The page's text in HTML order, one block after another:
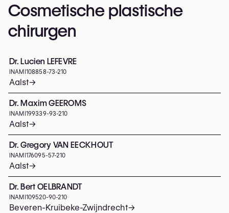
Cosmetische plastische
chirurgen
Dr. Lucien LEFEVRE
INAMI 108858-73-210
Aalst→
Dr. Maxim GEEROMS
INAMI 199339-93-210
Aalst→
Dr. Gregory VAN EECKHOUT
INAMI 176095-57-210
Aalst→
Dr. Bert OELBRANDT
INAMI 109520-90-210
Beveren-Kruibeke-Zwijndrecht→